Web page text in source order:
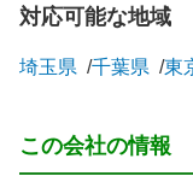
対応可能な地域
埼玉県 千葉県 東
この会社の情報